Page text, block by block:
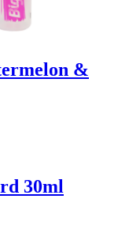
&
30ml